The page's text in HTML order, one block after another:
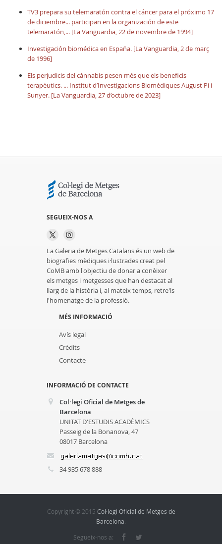
TV3 prepara su telemaratón contra el cáncer para el próximo 17
de diciembre... participan en la organización de este
telemaratón,... [La Vanguardia, 22 de novembre de 1994]
Investigación biomédica en España. [La Vanguardia, 2 de març
de 1996]
Els perjudicis del cànnabis pesen més que els beneficis
terapèutics. ... Institut d’Investigacions Biomèdiques August Pi i
Sunyer. [La Vanguardia, 27 d’octubre de 2023]
SEGUEIX-NOS A
La Galeria de Metges Catalans és un web de
biografies mèdiques i·lustrades creat pel
CoMB amb l'objectiu de donar a conèixer
els metges i metgesses que han destacat al
llarg de la història i, al mateix temps, retre'ls
l'homenatge de la professió.
MÉS INFORMACIÓ
Avís legal
Crèdits
Contacte
INFORMACIÓ DE CONTACTE
Col·legi Oficial de Metges de
Barcelona
UNITAT D'ESTUDIS ACADÈMICS
Passeig de la Bonanova, 47
08017 Barcelona
34 935 678 888
Copyright © 2015 Col·legi Oficial de Metges de
Barcelona.
Segueix-nos a: